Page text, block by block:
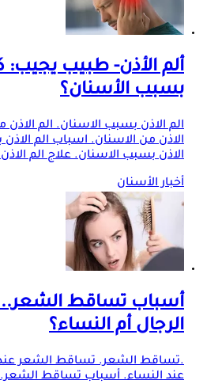
ألم الأذن- طبيب يجيب:
بسبب الأسنان؟
الم الاذن بسبب الاسنان. الم
الاذن من الاسنان. اسباب الم
الاذن بسبب الاسنان. علاج الم
أخبار الأسنان
أسباب تساقط الشعر..
الرجال أم النساء؟
.تساقط الشعر. تساقط الشعر
عند النساء. أسباب تساقط